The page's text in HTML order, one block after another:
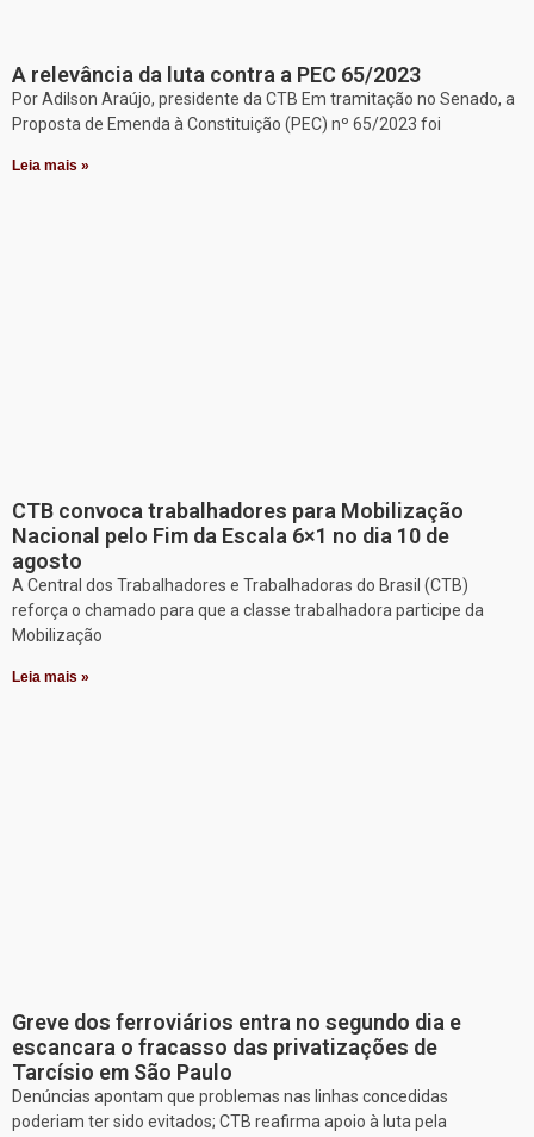
A relevância da luta contra a PEC 65/2023
Por Adilson Araújo, presidente da CTB Em tramitação no Senado, a
Proposta de Emenda à Constituição (PEC) nº 65/2023 foi
Leia mais »
CTB convoca trabalhadores para Mobilização
Nacional pelo Fim da Escala 6×1 no dia 10 de
agosto
A Central dos Trabalhadores e Trabalhadoras do Brasil (CTB)
reforça o chamado para que a classe trabalhadora participe da
Mobilização
Leia mais »
Greve dos ferroviários entra no segundo dia e
escancara o fracasso das privatizações de
Tarcísio em São Paulo
Denúncias apontam que problemas nas linhas concedidas
poderiam ter sido evitados; CTB reafirma apoio à luta pela